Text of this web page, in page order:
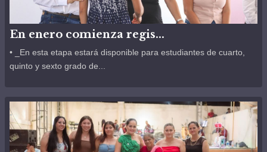
En enero comienza regis...
• _En esta etapa estará disponible para estudiantes de cuarto,
quinto y sexto grado de...